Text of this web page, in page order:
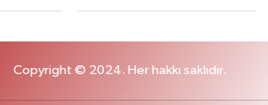
Copyright © 2024. Her hakkı saklıdır.